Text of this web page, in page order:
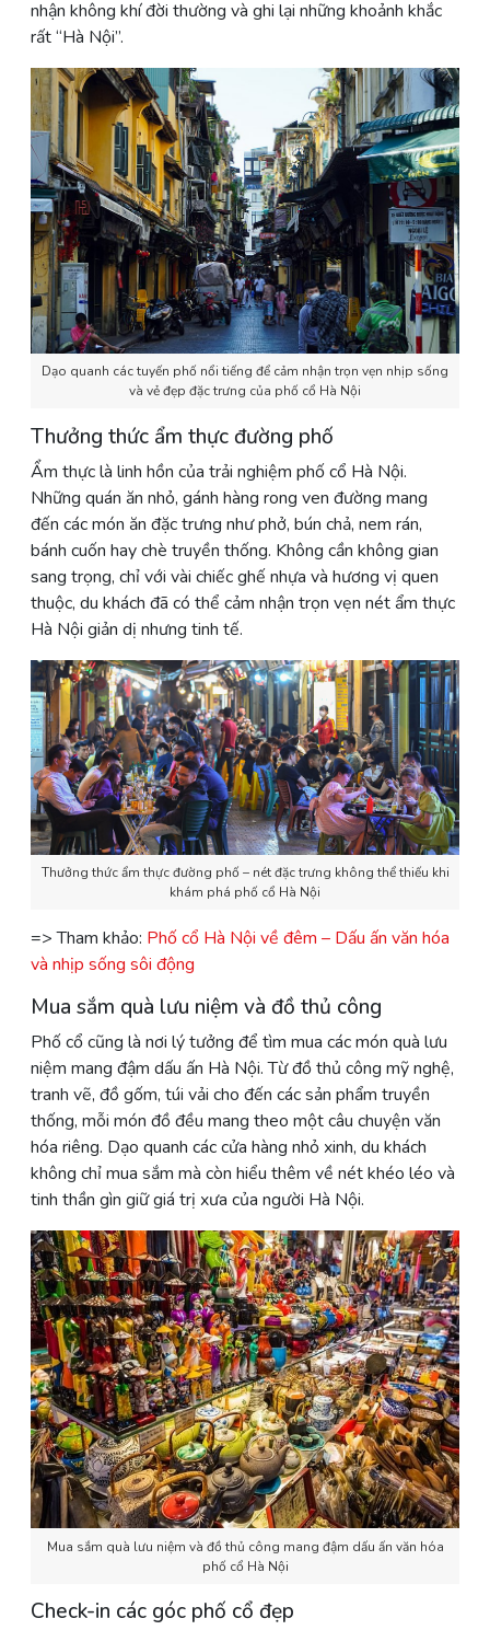
nhận không khí đời thường và ghi lại những khoảnh khắc
rất “Hà Nội”.
Dạo quanh các tuyến phố nổi tiếng để cảm nhận trọn vẹn nhịp sống
và vẻ đẹp đặc trưng của phố cổ Hà Nội
Thưởng thức ẩm thực đường phố
Ẩm thực là linh hồn của trải nghiệm phố cổ Hà Nội.
Những quán ăn nhỏ, gánh hàng rong ven đường mang
đến các món ăn đặc trưng như phở, bún chả, nem rán,
bánh cuốn hay chè truyền thống. Không cần không gian
sang trọng, chỉ với vài chiếc ghế nhựa và hương vị quen
thuộc, du khách đã có thể cảm nhận trọn vẹn nét ẩm thực
Hà Nội giản dị nhưng tinh tế.
Thưởng thức ẩm thực đường phố – nét đặc trưng không thể thiếu khi
khám phá phố cổ Hà Nội
=> Tham khảo: Phố cổ Hà Nội về đêm – Dấu ấn văn hóa
và nhịp sống sôi động
Mua sắm quà lưu niệm và đồ thủ công
Phố cổ cũng là nơi lý tưởng để tìm mua các món quà lưu
niệm mang đậm dấu ấn Hà Nội. Từ đồ thủ công mỹ nghệ,
tranh vẽ, đồ gốm, túi vải cho đến các sản phẩm truyền
thống, mỗi món đồ đều mang theo một câu chuyện văn
hóa riêng. Dạo quanh các cửa hàng nhỏ xinh, du khách
không chỉ mua sắm mà còn hiểu thêm về nét khéo léo và
tinh thần gìn giữ giá trị xưa của người Hà Nội.
Mua sắm quà lưu niệm và đồ thủ công mang đậm dấu ấn văn hóa
phố cổ Hà Nội
Check-in các góc phố cổ đẹp